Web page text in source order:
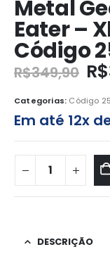
Metal
Eater –
Código
R$349,90 R$
Categorias: Código
Em até 12x
DESCRIÇÃO